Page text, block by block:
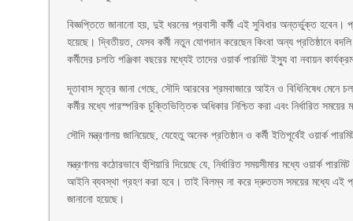
বিজ্ঞপ্তিতে জানানো হয়, দুই ধরনের প্রবাসী কর্মী এই সুবিধার অন্তর্ভুক্ত হবেন।
হয়েছে। দ্বিতীয়ত, যেসব কর্মী নতুন যোগদান করেছেন কিংবা অন্য প্রতিষ্ঠানে
কর্মীদের চলতি পঞ্জিকা বছরের মধ্যেই তাদের ওয়ার্ক পারমিট ইস্যু বা নবায়ন
দূতাবাস সূত্রে জানা গেছে, সৌদি আরবের শ্রমবাজারে আইন ও বিধিনিষেধ
কর্মীর মধ্যে পারস্পরিক চুক্তিভিত্তিক অধিকার নিশ্চিত করা এবং নির্ধারিত
সৌদি মন্ত্রণালয় জানিয়েছে, যেহেতু অনেক প্রতিষ্ঠান ও কর্মী ইতিপূর্বেই ওয়ার্ক
মন্ত্রণালয় কঠোরভাবে হুঁশিয়ারি দিয়েছে যে, নির্ধারিত সময়সীমার মধ্যে ওয়ার্ক
আইনি ব্যবস্থা গ্রহণ করা হবে। তাই বিলম্ব না করে দ্রুততম সময়ের মধ্যে এই
জানানো হয়েছে।